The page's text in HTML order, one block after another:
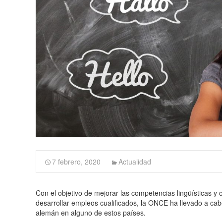
7 febrero, 2020 Actualidad
Con el objetivo de mejorar las competencias lingüísticas
desarrollar empleos cualificados, la ONCE ha llevado a
alemán en alguno de estos países.